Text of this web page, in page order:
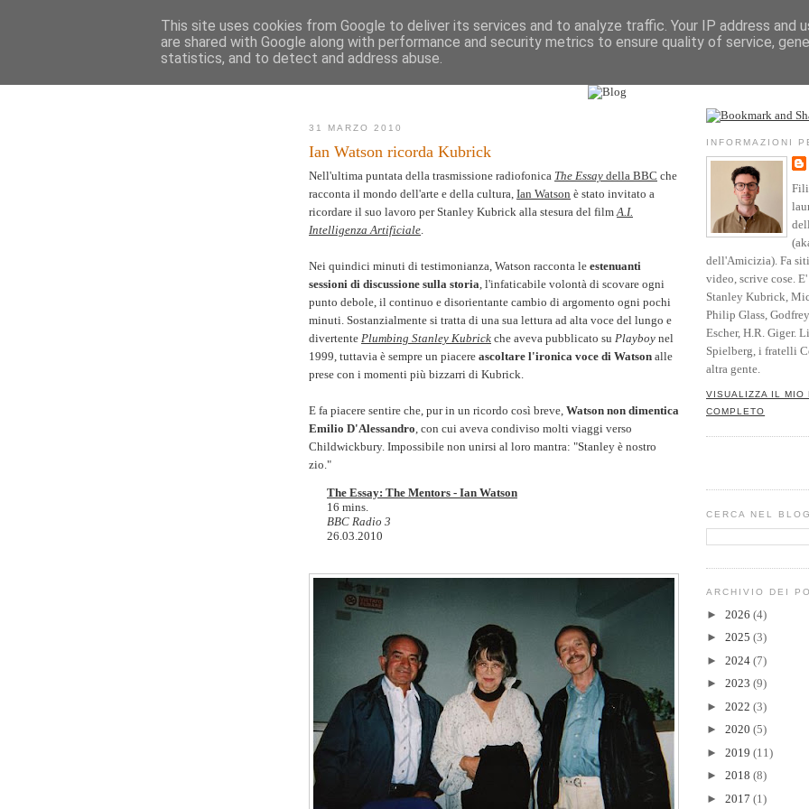
AK
Novità Mappa del sito
Vita Opere Parole Testimonianze
31 MARZO 2010
Ian Watson ricorda Kubrick
Nell'ultima puntata della trasmissione radiofonica The Essay della BBC che
racconta il mondo dell'arte e della cultura, Ian Watson è stato invitato a
ricordare il suo lavoro per Stanley Kubrick alla stesura del film A.I.
Intelligenza Artificiale
Nei quindici minuti di testimonianza, Watson racconta le estenuanti
sessioni di discussione sulla storia , l'infaticabile volontà di scovare ogni
punto debole, il continuo e disorientante cambio di argomento ogni pochi
minuti. Sostanzialmente si tratta di una sua lettura ad alta voce del lungo e
divertente Plumbing Stanley Kubrick che aveva pubblicato su Playboy nel
1999, tuttavia è sempre un piacere ascoltare l'ironica voce di Watson alle
prese con i momenti più bizzarri di Kubrick.
E fa piacere sentire che, pur in un ricordo così breve, Watson non dimentica
Emilio D'Alessandro , con cui aveva condiviso molti viaggi verso
Childwickbury. Impossibile non unirsi al loro mantra: "Stanley è nostro
zio."
The Essay: The Mentors - Ian Watson
16 mins.
BBC Radio 3
26.03.2010
INFORMAZIONI
dell'Amicizia). Fa
video, scrive cose.
Stanley Kubrick,
Philip Glass,
Escher, H.R. Giger.
Spielberg, i fratelli
altra gente.
VISUALIZZA IL MIO
COMPLETO
CERCA NEL BLOG
ARCHIVIO DEI
► 2026 (4)
► 2025 (3)
► 2024 (7)
► 2023 (9)
► 2022 (3)
► 2020 (5)
► 2019 (11)
► 2018 (8)
► 2017 (1)
This site uses cookies from Google to deliver its services and to analyze traffic. Your IP address and
are shared with Google along with performance and security metrics to ensure quality of service,
statistics, and to detect and address abuse.